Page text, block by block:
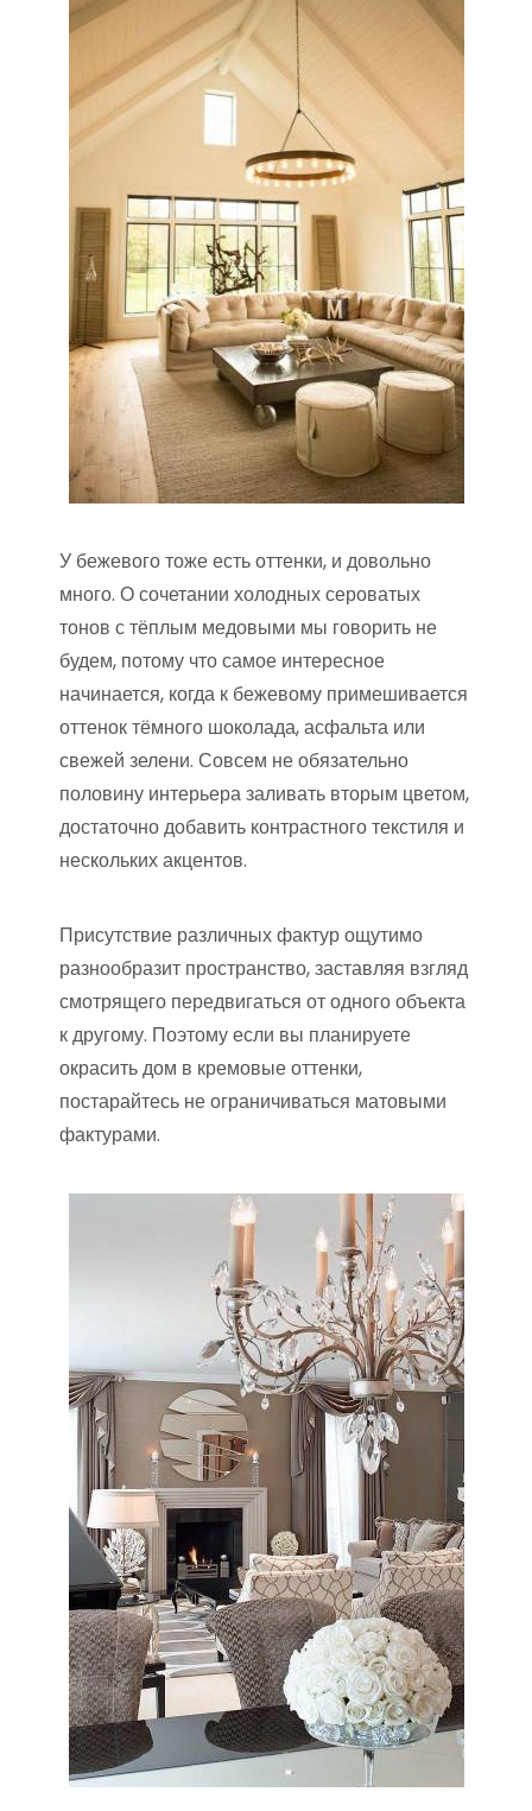
У бежевого тоже есть оттенки, и довольно
много. О сочетании холодных сероватых
тонов с тёплым медовыми мы говорить не
будем, потому что самое интересное
начинается, когда к бежевому примешивается
оттенок тёмного шоколада, асфальта или
свежей зелени. Совсем не обязательно
половину интерьера заливать вторым цветом,
достаточно добавить контрастного текстиля и
нескольких акцентов.
Присутствие различных фактур ощутимо
разнообразит пространство, заставляя взгляд
смотрящего передвигаться от одного объекта
к другому. Поэтому если вы планируете
окрасить дом в кремовые оттенки,
постарайтесь не ограничиваться матовыми
фактурами.